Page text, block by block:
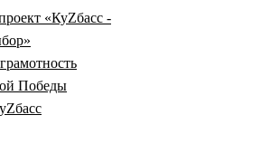
«КуZбасс -
Победы